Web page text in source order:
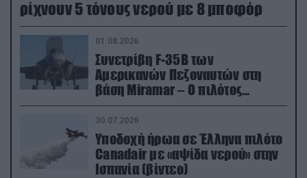
ρίχνουν 5 τόνους νερού με 8 μποφόρ
01.08.2026
Συνετρίβη F-35B των
Αμερικανών Πεζοναυτών στη
βάση Miramar – Ο πιλότος
εκτινάχθηκε εγκαίρως
30.07.2026
Υποδοχή ήρωα σε Έλληνα πιλότο
Canadair με «αψίδα νερού» στην
Ισπανία (βίντεο)